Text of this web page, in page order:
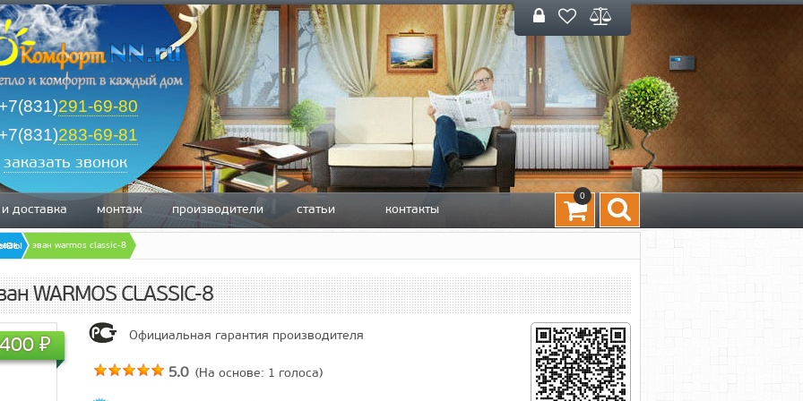
+7(831)291-69-80
+7(831)283-69-81
заказать звонок
доставка монтаж производители статьи контакты
0
эван warmos classic-8
WARMOS CLASSIC-8
₽ Официальная гарантия производителя
5.0 (На основе: 1 голоса)